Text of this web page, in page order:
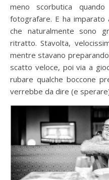
meno scorbutica
fotografare. E ha imparato
che naturalmente sono
ritratto. Stavolta,
mentre stavano
scatto veloce, poi via a
rubare qualche boccone
verrebbe da dire (e